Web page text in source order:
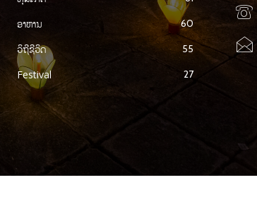
ອາຫານ 60
ວິຖີຊີວິດ 55
Festival 27